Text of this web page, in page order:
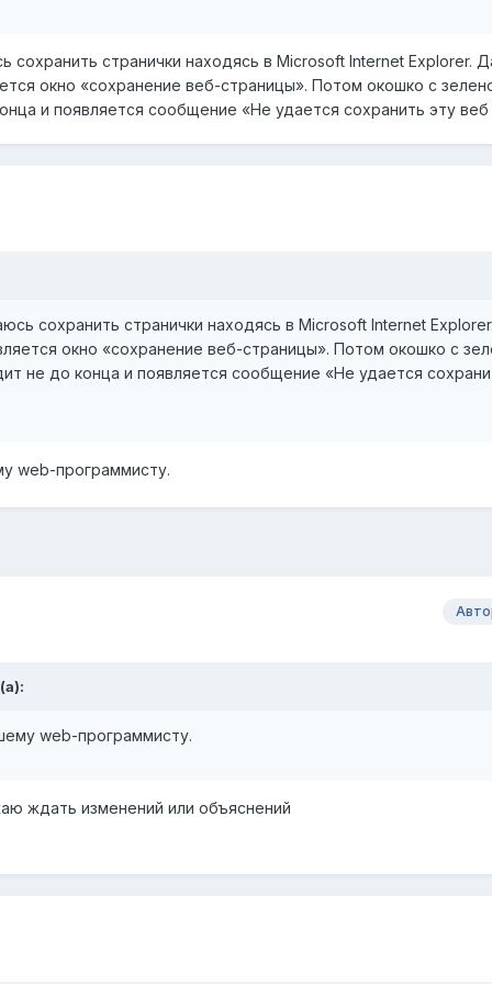
сохранить странички находясь в Microsoft Internet Explorer.
окно «сохранение веб-страницы». Потом окошко с
и появляется сообщение «Не удается сохранить эту веб
сохранить странички находясь в Microsoft Internet
окно «сохранение веб-страницы». Потом окошко с
не до конца и появляется сообщение «Не удается
web-программисту.
web-программисту.
ждать изменений или объяснений